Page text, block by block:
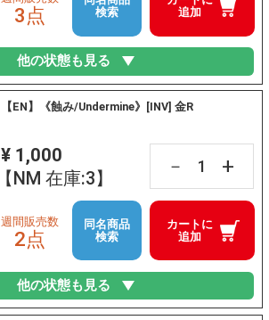
追加
3点
検索
他の状態も見る
【EN】《蝕み/Undermine》[INV] 金R
¥ 1,000
【NM 在庫:3】
－ +
カートに
追加
週間販売数
2点
同名商品
検索
他の状態も見る